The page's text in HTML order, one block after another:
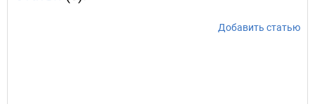
Добавить статью